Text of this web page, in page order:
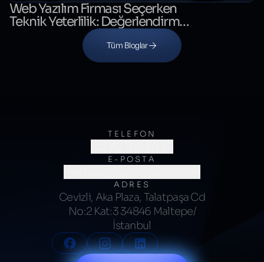
Web Yazılım Firması Seçerken
Teknik Yeterlilik: Değerlendirme
Kontrol Listesi
Tüm Bloglar
TELEFON
(0216) 706 60 64
E-POSTA
ADRES
Cevizli, Aka Plaza, Talatpaşa Cd
No:2 Kat:3 34846 Maltepe/
İstanbul